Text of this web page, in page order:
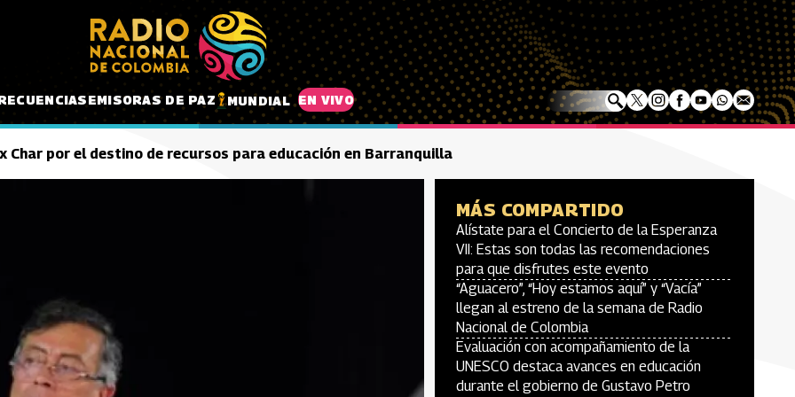
EMISORAS DE PAZ MUNDIAL EN VIVO
Char por el destino de recursos para educación en Barranquilla
MÁS COMPARTIDO
Alístate para el Concierto de la Esperanza
VII: Estas son todas las recomendaciones
para que disfrutes este evento
“Aguacero”, “Hoy estamos aquí” y “Vacía”
llegan al estreno de la semana de Radio
Nacional de Colombia
Evaluación con acompañamiento de la
UNESCO destaca avances en educación
durante el gobierno de Gustavo Petro